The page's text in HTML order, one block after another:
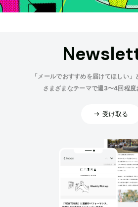
「メールでおすすめを届けてほしい」
さまざまなテーマで週3〜4回程度
受け取る